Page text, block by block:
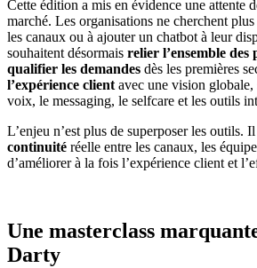
Cette édition a mis en évidence une attente
marché. Les organisations ne cherchent
les canaux ou à ajouter un chatbot à leur
souhaitent désormais relier l’ensemble des
qualifier les demandes dès les premières
l’expérience client avec une vision globale,
voix, le messaging, le selfcare et les outils
L’enjeu n’est plus de superposer les outils.
continuité réelle entre les canaux, les
d’améliorer à la fois l’expérience client et
Une masterclass
Darty